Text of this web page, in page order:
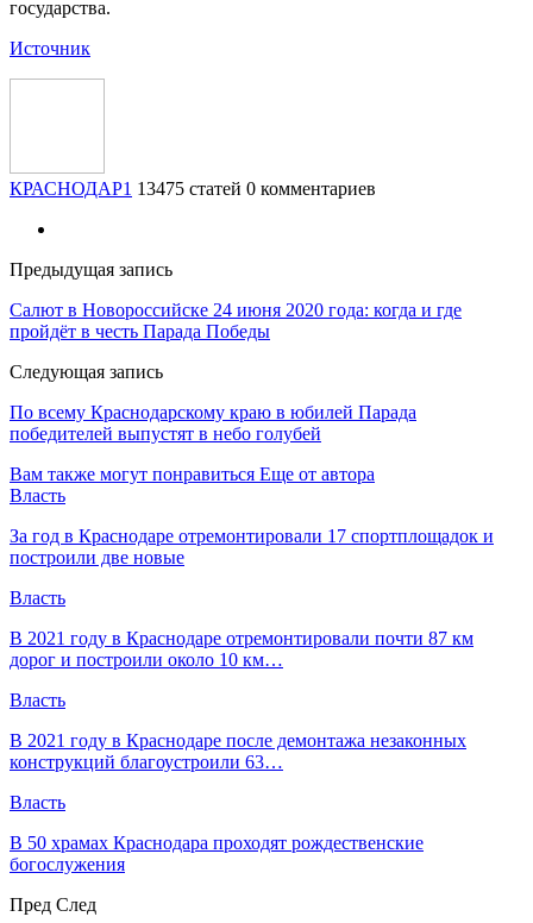
государства.
Источник
КРАСНОДАР1 13475 статей 0 комментариев
Предыдущая запись
Салют в Новороссийске 24 июня 2020 года: когда и где
пройдёт в честь Парада Победы
Следующая запись
По всему Краснодарскому краю в юбилей Парада
победителей выпустят в небо голубей
Вам также могут понравиться Еще от автора
Власть
За год в Краснодаре отремонтировали 17 спортплощадок и
построили две новые
Власть
В 2021 году в Краснодаре отремонтировали почти 87 км
дорог и построили около 10 км…
Власть
В 2021 году в Краснодаре после демонтажа незаконных
конструкций благоустроили 63…
Власть
В 50 храмах Краснодара проходят рождественские
богослужения
Пред След